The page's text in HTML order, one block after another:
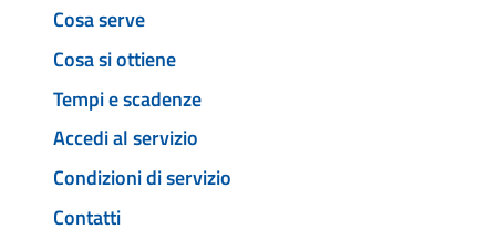
Cosa serve
Cosa si ottiene
Tempi e scadenze
Accedi al servizio
Condizioni di servizio
Contatti